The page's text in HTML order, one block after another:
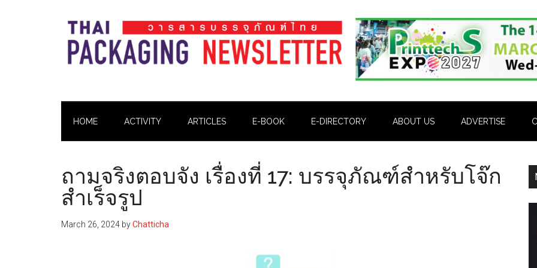
Pack
Magazine
HOME ACTIVITY ARTICLES E-BOOK E-DIRECTORY ABOUT US ADVERTISE
ถามจริงตอบจัง เรื่องที่ 17: บรรจุภัณฑ์สำหรับโจ๊ก
สำเร็จรูป
March 26, 2024 byChatticha